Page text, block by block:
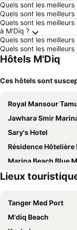
Quels sont les
Quels sont les
Quels sont les
à M'Diq ?
Quels sont les
Quels sont les
Hôtels M'Diq
Ces hôtels sont
Royal Mansour
Jawhara Smir
Sary's Hotel
Résidence Hôtelière
Marina Beach Blue
Residence Colina
Zain Hotel
Hotel Corail de Cabo
Lieux
Tanger Med Port
M'diq Beach